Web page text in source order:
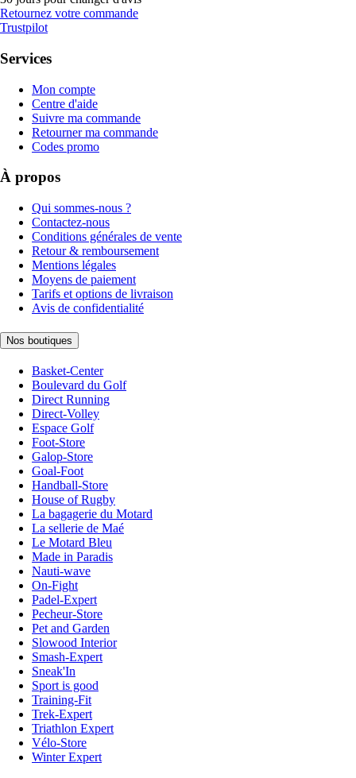
Retournez votre commande
Trustpilot
Services
Mon compte
Centre d'aide
Suivre ma commande
Retourner ma commande
Codes promo
À propos
Qui sommes-nous ?
Contactez-nous
Conditions générales de vente
Retour & remboursement
Mentions légales
Moyens de paiement
Tarifs et options de livraison
Avis de confidentialité
Nos boutiques
Basket-Center
Boulevard du Golf
Direct Running
Direct-Volley
Espace Golf
Foot-Store
Galop-Store
Goal-Foot
Handball-Store
House of Rugby
La bagagerie du Motard
La sellerie de Maé
Le Motard Bleu
Made in Paradis
Nauti-wave
On-Fight
Padel-Expert
Pecheur-Store
Pet and Garden
Slowood Interior
Smash-Expert
Sneak'In
Sport is good
Training-Fit
Trek-Expert
Triathlon Expert
Vélo-Store
Winter Expert